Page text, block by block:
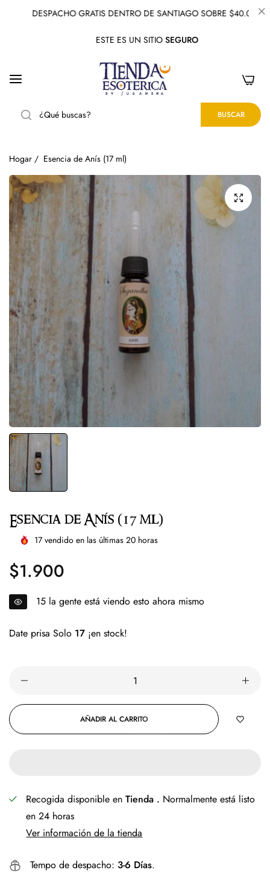
DESPACHO GRATIS DENTRO DE SANTIAGO SOBRE $40.000
ESTE ES UN SITIO SEGURO
BUSCAR
Hogar / Esencia de Anís (17 ml)
Esencia de Anís (17 ml)
17 vendido en las últimas 20 horas
Precio
regular
$1.900
16 la gente está viendo esto ahora mismo
Date prisa Solo 17 ¡en stock!
AÑADIR AL CARRITO
Recogida disponible enTienda . Normalmente está listo
en 24 horas
Ver información de la tienda
Tempo de despacho: 3-6 Días.